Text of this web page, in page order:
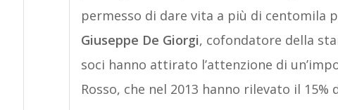
permesso di dare vita a più di centomila
Giuseppe De Giorgi, cofondatore della
soci hanno attirato l’attenzione di
Rosso, che nel 2013 hanno rilevato il 15%